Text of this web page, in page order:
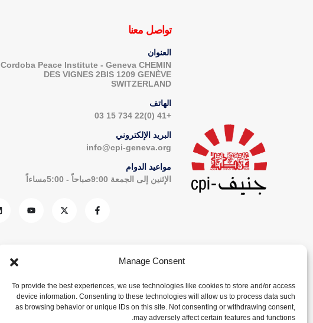
Manage Consent
To provide the best experiences, we use technologies like cookies to store and/or access
device information. Consenting to these technologies will allow us to process data such
as browsing behavior or unique IDs on this site. Not consenting or withdrawing consent,
may adversely affect certain features and functions.
تواصل معنا
العنوان
Cordoba Peace Institute - Geneva CHEMIN
DES VIGNES 2BIS 1209 GENÈVE
SWITZERLAND
الهاتف
+41 (0)22 734 15 03
البريد الإلكتروني
info@cpi-geneva.org
مواعيد الدوام
الإثنين إلى الجمعة 9:00صباحاً - 5:00مساءاً